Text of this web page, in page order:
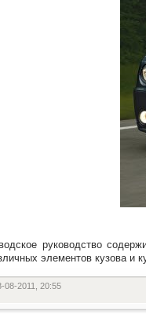
руководство
элементов кузова и
08-2011, 20:55